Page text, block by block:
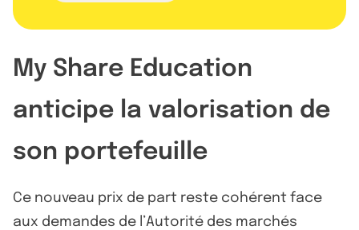
My Share Education
anticipe la valorisation de
son portefeuille
Ce nouveau prix de part reste cohérent face
aux demandes de l’Autorité des marchés